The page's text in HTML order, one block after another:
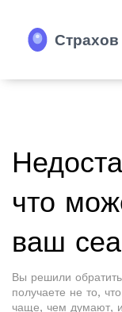
что
ваш
Вы решили
получаете не то,
чаще, чем думают, и